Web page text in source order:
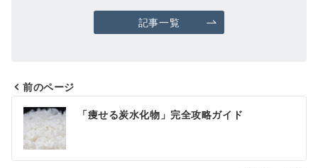
記事一覧
投
稿
ナ
前のページ
「痩せる炭水化物」完全攻略ガイド